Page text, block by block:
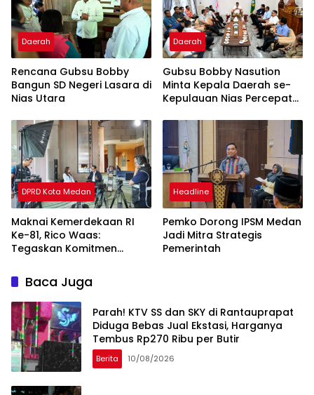
Daerah
Rencana Gubsu Bobby
Bangun SD Negeri Lasara di
Nias Utara
Daerah
Gubsu Bobby Nasution
Minta Kepala Daerah se-
Kepulauan Nias Percepat
DPRD Kota Medan
Maknai Kemerdekaan RI
Ke-81, Rico Waas:
Tegaskan Komitmen
Headline
Pemko Dorong IPSM Medan
Jadi Mitra Strategis
Pemerintah
Baca Juga
Parah! KTV SS dan SKY di Rantauprapat
Diduga Bebas Jual Ekstasi, Harganya
Tembus Rp270 Ribu per Butir
Berita 10/08/2026